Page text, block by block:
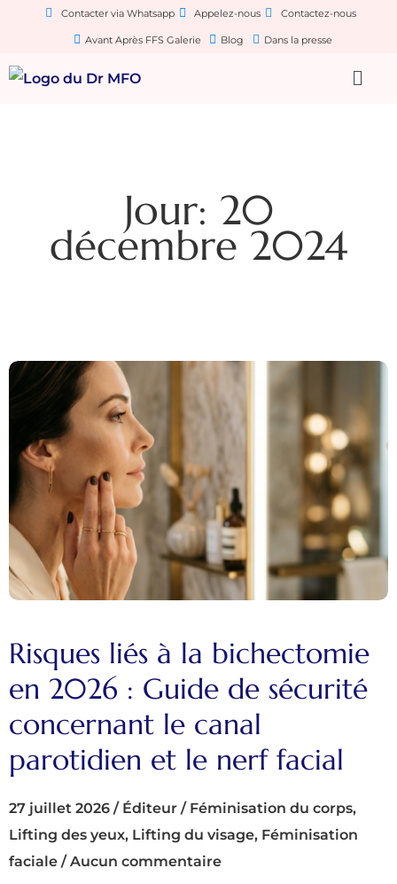
Contacter via Whatsapp Appelez-nous Contactez-nous
Avant Après FFS Galerie Blog Dans la presse
Jour: 20
décembre 2024
Risques liés à la bichectomie
en 2026 : Guide de sécurité
concernant le canal
parotidien et le nerf facial
27 juillet 2026 / Éditeur / Féminisation du corps,
Lifting des yeux, Lifting du visage, Féminisation
faciale / Aucun commentaire